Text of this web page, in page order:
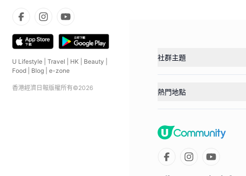
U Lifestyle Travel HK Beauty
Food
Blog e-zone
香港經濟日報版權所有©2026
社群主題
熱門地點